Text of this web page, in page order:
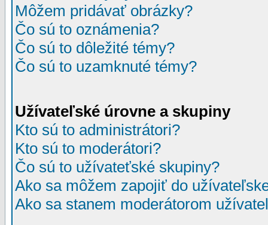
Môžem pridávať obrázky?
Čo sú to oznámenia?
Čo sú to dôležité témy?
Čo sú to uzamknuté témy?
Užívateľské úrovne a skupiny
Kto sú to administrátori?
Kto sú to moderátori?
Čo sú to užívateťské skupiny?
Ako sa môžem zapojiť do
Ako sa stanem moderátorom